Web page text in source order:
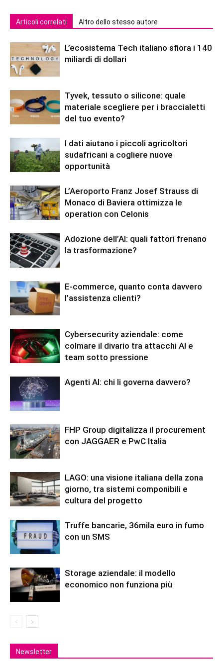
Articoli correlati Altro dello stesso autore
L’ecosistema Tech italiano sfiora i 140
miliardi di dollari
Tyvek, tessuto o silicone: quale
materiale scegliere per i braccialetti
del tuo evento?
I dati aiutano i piccoli agricoltori
sudafricani a cogliere nuove
opportunità
L’Aeroporto Franz Josef Strauss di
Monaco di Baviera ottimizza le
operation con Celonis
Adozione dell’AI: quali fattori frenano
la trasformazione?
E-commerce, quanto conta davvero
l’assistenza clienti?
Cybersecurity aziendale: come
colmare il divario tra attacchi AI e
team sotto pressione
Agenti AI: chi li governa davvero?
FHP Group digitalizza il procurement
con JAGGAER e PwC Italia
LAGO: una visione italiana della zona
giorno, tra sistemi componibili e
cultura del progetto
Truffe bancarie, 36mila euro in fumo
con un SMS
Storage aziendale: il modello
economico non funziona più
Newsletter